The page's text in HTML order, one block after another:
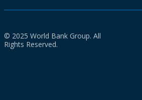
© 2025 World Bank Group. All
Rights Reserved.